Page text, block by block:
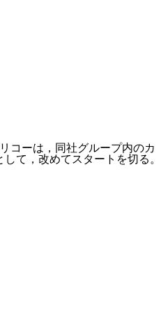
コーは，同社グループ内のカ
て，改めてスタートを切る。